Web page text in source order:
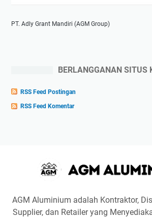
PT. Adly Grant Mandiri (AGM Group)
BERLANGGANAN SITUS
RSS Feed Postingan
RSS Feed Komentar
AGM Aluminium adalah Kontraktor,
Supplier, dan Retailer yang